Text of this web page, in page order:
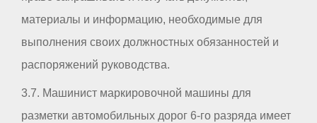
материалы и информацию, необходимые для
выполнения своих должностных обязанностей и
распоряжений руководства.
3.7. Машинист маркировочной машины для
разметки автомобильных дорог 6-го разряда имеет